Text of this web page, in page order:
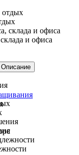
и офиса
Описание